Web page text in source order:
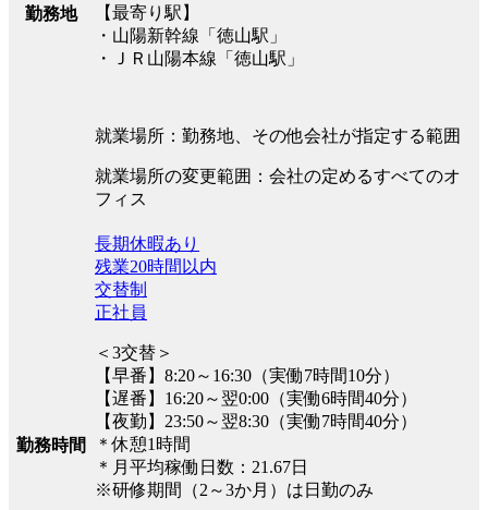
勤務地
【最寄り駅】
・山陽新幹線「徳山駅」
・ＪＲ山陽本線「徳山駅」
就業場所：勤務地、その他会社が指定する範囲
就業場所の変更範囲：会社の定めるすべてのオ
フィス
勤務時間
長期休暇あり
残業20時間以内
交替制
正社員
＜3交替＞
【早番】8:20～16:30（実働7時間10分）
【遅番】16:20～翌0:00（実働6時間40分）
【夜勤】23:50～翌8:30（実働7時間40分）
＊休憩1時間
＊月平均稼働日数：21.67日
※研修期間（2～3か月）は日勤のみ